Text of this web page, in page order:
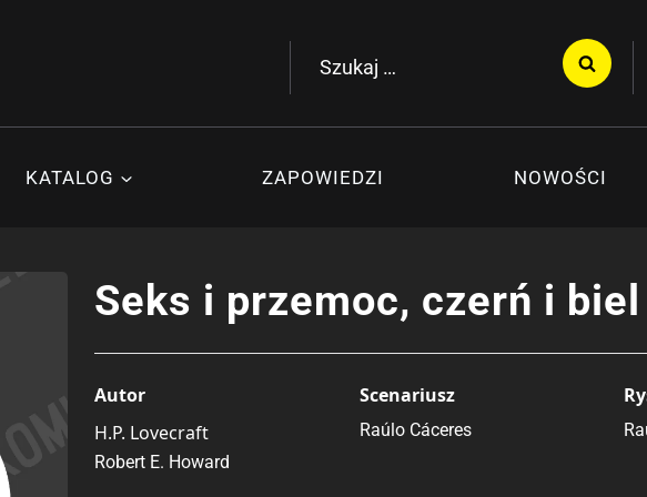
Szukaj:
KATALOG ZAPOWIEDZI NOWOŚCI
Seks i przemoc, czerń i biel
Autor
H.P. Lovecraft
Robert E. Howard
Scenariusz
Raúlo Cáceres